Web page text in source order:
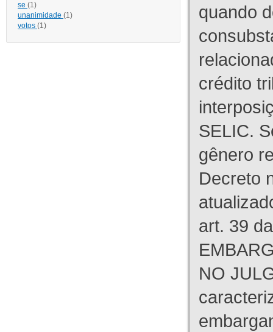
se (1)
unanimidade (1)
votos (1)
quando
crédito
SELIC.
gênero
Decreto
art. 39
NO